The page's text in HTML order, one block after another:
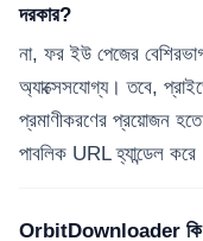
দরকার?
না, ফর ইউ পেজের
অ্যাক্সেসযোগ্য। তবে,
প্রমাণীকরণের প্রয়োজন
পাবলিক URL হ্যান্ডেল
OrbitDownloader কি